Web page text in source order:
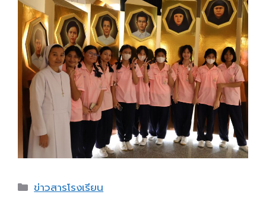
Categories
ข่าวสารโรงเรียน